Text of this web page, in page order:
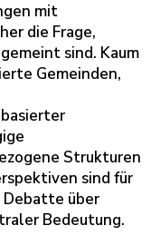
mit
die Frage,
sind. Kaum
Gemeinden,
Strukturen
sind für
Debatte über
Bedeutung.